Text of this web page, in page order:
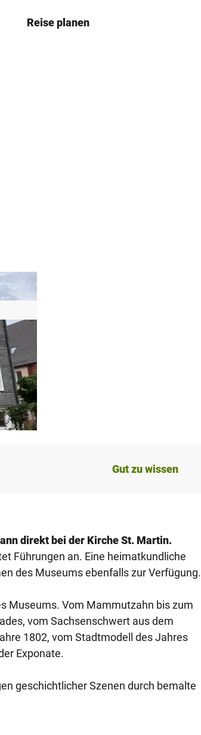
Reise planen
Gut zu wissen
direkt bei der Kirche St. Martin.
Führungen an. Eine heimatkundliche
des Museums ebenfalls zur Verfügung.
Museums. Vom Mammutzahn bis zum
vom Sachsenschwert aus dem
1802, vom Stadtmodell des Jahres
Exponate.
geschichtlicher Szenen durch bemalte